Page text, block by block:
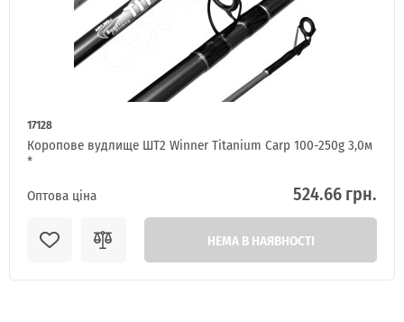
17128
Коропове вудлище ШТ2 Winner Titanium Carp 100-250g 3,0м
*
Оптова ціна
524.66 грн.
НЕМА В НАЯВНОСТІ